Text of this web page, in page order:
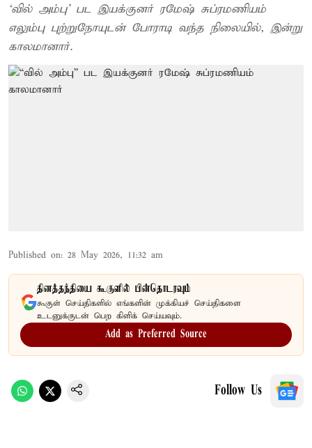
‘வில் அம்பு’ பட இயக்குனர் ரமேஷ் சுப்ரமணியம்
எலும்பு புற்றுநோயுடன் போராடி வந்த நிலையில், இன்று
காலமானார்.
Published on: 28 May 2026, 11:32 am
தினத்தந்தியை கூகுளில் பின்தொடரவும்
கூகுள் செய்திகளில் எங்களின் முக்கியச் செய்திகளை
உடனுக்குடன் பெற கிளிக் செய்யவும்.
Add as Preferred Source
Follow Us